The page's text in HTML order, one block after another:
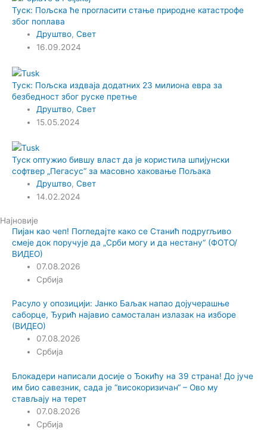
Туск: Пољска ће прогласити стање природне катастрофе
због поплава
Друштво,Свет
16.09.2024
Туск: Пољска издваја додатних 23 милиона евра за
безбедност због руске претње
Друштво,Свет
15.05.2024
Туск оптужио бившу власт да је користила шпијунски
софтвер „Пегасус“ за масовно хаковање Пољака
Друштво,Свет
14.02.2024
Најновије
Пијан као чеп! Погледајте како се Станић подругљиво
смеје док поручује да „Срби могу и да нестану“ (ФОТО/
ВИДЕО)
07.08.2026
Србија
Расуло у опозицији: Јанко Баљак напао дојучерашње
саборце, Ђурић најавио самосталан излазак на изборе
(ВИДЕО)
07.08.2026
Србија
Блокадери написали досије о Ђокићу на 39 страна! До јуче
им био савезник, сада је “високоризичан“ – Ово му
стављају на терет
07.08.2026
Србија